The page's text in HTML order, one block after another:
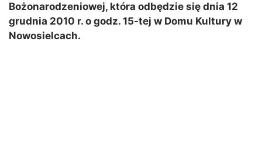
Bożonarodzeniowej, która odbędzie się dnia 12
grudnia 2010 r. o godz. 15-tej w Domu Kultury w
Nowosielcach.